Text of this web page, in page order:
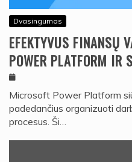
Dvasingumas
EFEKTYVUS FINANSŲ
POWER PLATFORM IR
Microsoft Power Platform
padedančius organizuoti
procesus. Ši…